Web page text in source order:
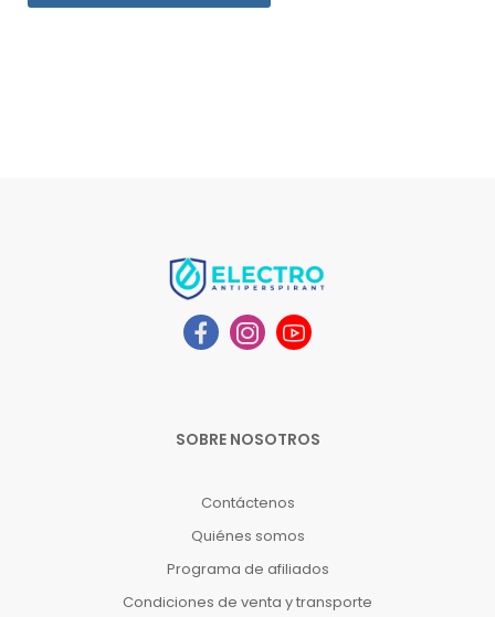
SOBRE NOSOTROS
Contáctenos
Quiénes somos
Programa de afiliados
Condiciones de venta y transporte